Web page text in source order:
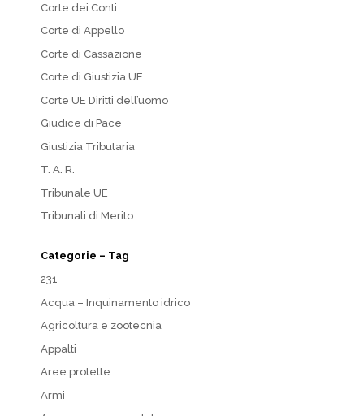
Corte dei Conti
Corte di Appello
Corte di Cassazione
Corte di Giustizia UE
Corte UE Diritti dell’uomo
Giudice di Pace
Giustizia Tributaria
T. A. R.
Tribunale UE
Tribunali di Merito
Categorie – Tag
231
Acqua – Inquinamento idrico
Agricoltura e zootecnia
Appalti
Aree protette
Armi